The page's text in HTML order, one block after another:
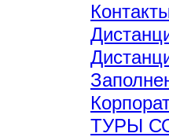
ТУРЫ